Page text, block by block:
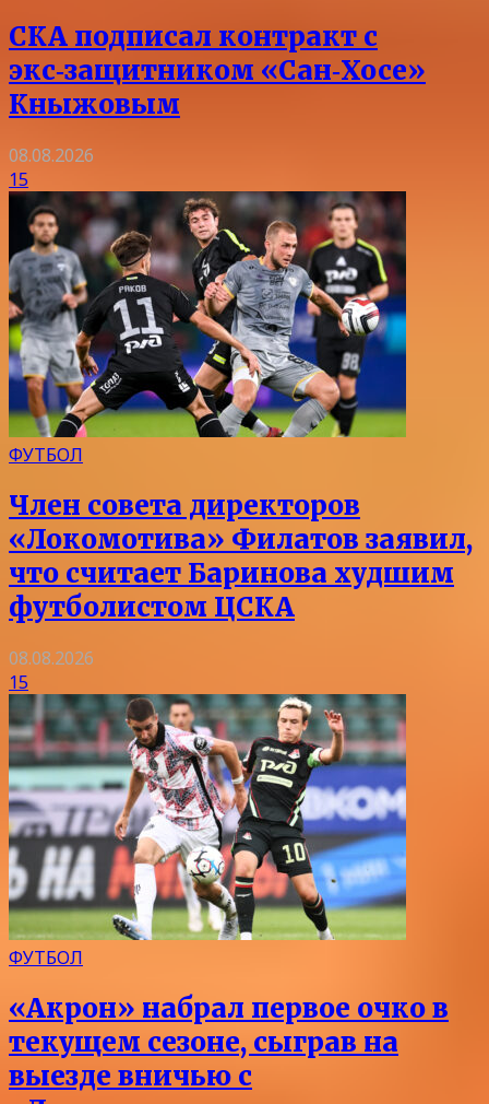
СКА подписал контракт с
экс‑защитником «Сан‑Хосе»
Кныжовым
08.08.2026
15
ФУТБОЛ
Член совета директоров
«Локомотива» Филатов заявил,
что считает Баринова худшим
футболистом ЦСКА
08.08.2026
15
ФУТБОЛ
«Акрон» набрал первое очко в
текущем сезоне, сыграв на
выезде вничью с